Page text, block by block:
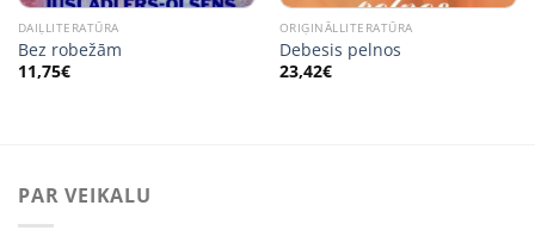
DAIĻLITERATŪRA
Bez robežām
11,75€
ORIĢINĀLLITERATŪRA
Debesis pelnos
23,42€
PAR VEIKALU